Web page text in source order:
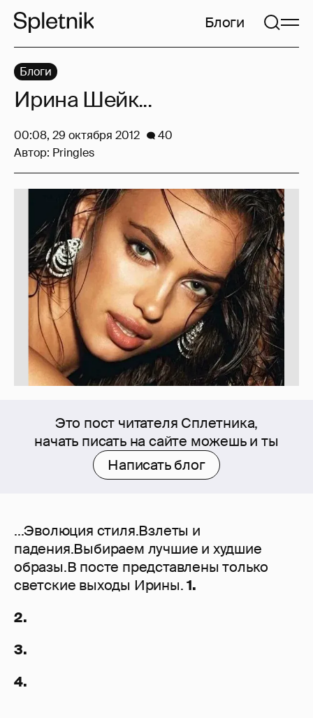
Блоги
Это пост читателя Сплетника,
начать писать на сайте можешь и ты
Написать блог
...Эволюция стиля.Взлеты и
падения.Выбираем лучшие и худшие
образы.В посте представлены только
светские выходы Ирины.1.
2.
3.
4.
Блоги
Ирина Шейк...
00:08, 29 октября 2012
40
Автор: Pringles